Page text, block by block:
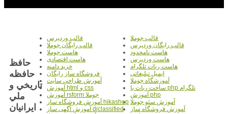
قالب جوملا
قالب وردپرس
قالب رایگان وردپرس
قالب رایگان جوملا
هاست نامحدود
هاست جوملا
هاست وردپرس
هاست اقتصادی
هاست ربات تلگرام
خرید دامنه
ایمیل تبلیغاتی
فروشگاه ساز رایگان
آموزشگاه جوملا
آموزش طراحی سایت
ساخت ربات با php تلگرام
آموزش html و css
آموزش php
آموزش rsform جوملا
آموزش سئو جوملا آموزش فروشگاه ساز hikashop
آموزش فروشگاه ساز
آموزش آگهی ساز djclassified
حافظ
حافظه
تاريخي و
ملي
ايرانيان